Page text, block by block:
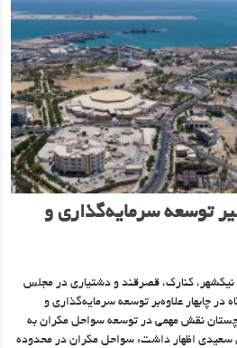
توسعه سرمایه‌گذاری و
نیکشهر، کنارک، قصرقند و دشتیاری در مجلس
چابهار علاوه‌بر توسعه سرمایه‌گذاری و
نقش مهمی در توسعه سواحل مکران به
سعیدی اظهار داشت: سواحل مکران در محدوده